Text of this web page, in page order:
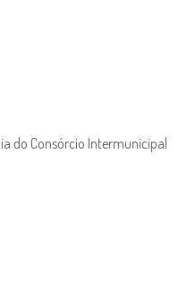
do Consórcio Intermunicipal